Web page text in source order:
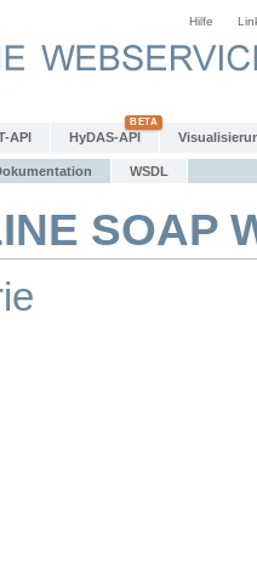
Hilfe
API HyDAS-API
WSDL
SOAP